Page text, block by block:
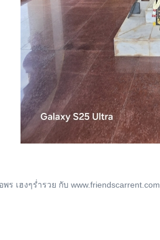
ร เฮงๆร่ำรวย กับ www.friendscarrent.com